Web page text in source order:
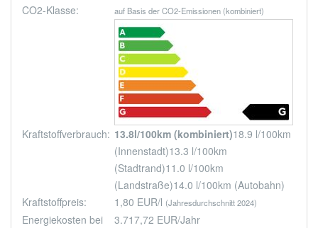
CO2-Klasse: auf Basis der CO2-Emissionen (kombiniert)
Kraftstoffverbrauch: 13.8l/100km (kombiniert)18.9 l/100km
(Innenstadt)13.3 l/100km
(Stadtrand)11.0 l/100km
(Landstraße)14.0 l/100km (Autobahn)
Kraftstoffpreis:
1,80 EUR/l (Jahresdurchschnitt 2024)
Energiekosten bei
3.717,72 EUR/Jahr